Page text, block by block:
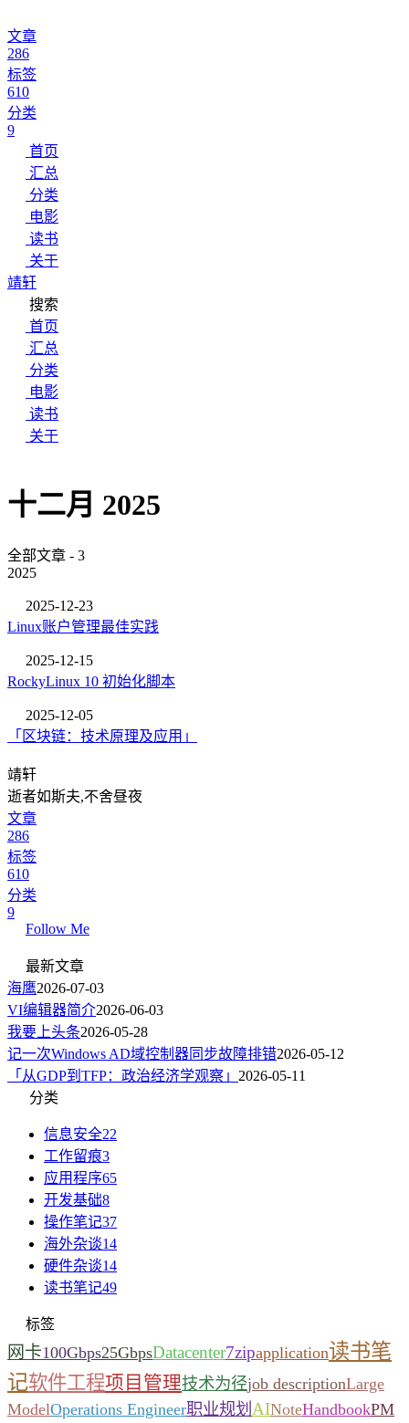
文章
286
标签
610
分类
9
首页
汇总
分类
电影
读书
关于
靖轩
搜索
首页
汇总
分类
电影
读书
关于
十二月 2025
全部文章 - 3
2025
2025-12-23
Linux账户管理最佳实践
2025-12-15
RockyLinux 10 初始化脚本
2025-12-05
「区块链：技术原理及应用」
靖轩
逝者如斯夫,不舍昼夜
文章
286
标签
610
分类
9
Follow Me
最新文章
海鹰2026-07-03
VI编辑器简介2026-06-03
我要上头条2026-05-28
记一次Windows AD域控制器同步故障排错2026-05-12
「从GDP到TFP：政治经济学观察」 2026-05-11
分类
信息安全22
工作留痕3
应用程序65
开发基础8
操作笔记37
海外杂谈14
硬件杂谈14
读书笔记49
标签
网卡100Gbps25GbpsDatacenter7zipapplication读书笔
记软件工程项目管理技术为径job descriptionLarge
ModelOperations Engineer职业规划 AINoteHandbookPM